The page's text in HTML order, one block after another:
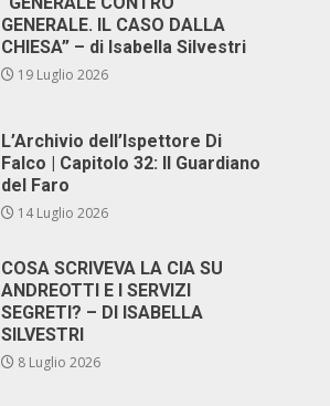
GENERALE. IL CASO DALLA
CHIESA” – di Isabella Silvestri
19 Luglio 2026
L’Archivio dell’Ispettore Di
Falco | Capitolo 32: Il Guardiano
del Faro
14 Luglio 2026
COSA SCRIVEVA LA CIA SU
ANDREOTTI E I SERVIZI
SEGRETI? – DI ISABELLA
SILVESTRI
8 Luglio 2026